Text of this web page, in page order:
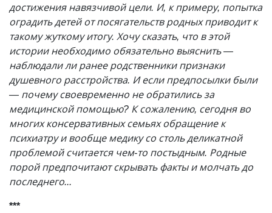
достижения навязчивой цели. И, к примеру, попытка
оградить детей от посягательств родных приводит к
такому жуткому итогу. Хочу сказать, что в этой
истории необходимо обязательно выяснить —
наблюдали ли ранее родственники признаки
душевного расстройства. И если предпосылки были
— почему своевременно не обратились за
медицинской помощью? К сожалению, сегодня во
многих консервативных семьях обращение к
психиатру и вообще медику со столь деликатной
проблемой считается чем-то постыдным. Родные
порой предпочитают скрывать факты и молчать до
последнего...
***